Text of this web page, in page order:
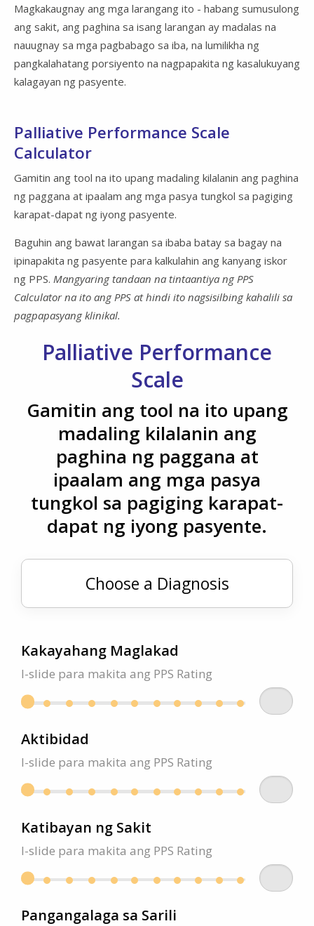
Magkakaugnay ang mga larangang ito - habang sumusulong
ang sakit, ang paghina sa isang larangan ay madalas na
nauugnay sa mga pagbabago sa iba, na lumilikha ng
pangkalahatang porsiyento na nagpapakita ng kasalukuyang
kalagayan ng pasyente.
Palliative Performance Scale
Calculator
Gamitin ang tool na ito upang madaling kilalanin ang paghina
ng paggana at ipaalam ang mga pasya tungkol sa pagiging
karapat-dapat ng iyong pasyente.
Baguhin ang bawat larangan sa ibaba batay sa bagay na
ipinapakita ng pasyente para kalkulahin ang kanyang iskor
ng PPS. Mangyaring tandaan na tintaantiya ng PPS
Calculator na ito ang PPS at hindi ito nagsisilbing kahalili sa
pagpapasyang klinikal.
Palliative Performance
Scale
Gamitin ang tool na ito upang
madaling kilalanin ang
paghina ng paggana at
ipaalam ang mga pasya
tungkol sa pagiging karapat-
dapat ng iyong pasyente.
Kakayahang Maglakad
I-slide para makita ang PPS Rating
Aktibidad
I-slide para makita ang PPS Rating
Katibayan ng Sakit
I-slide para makita ang PPS Rating
Pangangalaga sa Sarili